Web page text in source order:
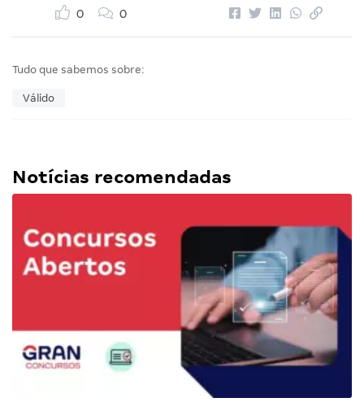
0 0
Tudo que sabemos sobre:
Válido
Notícias recomendadas